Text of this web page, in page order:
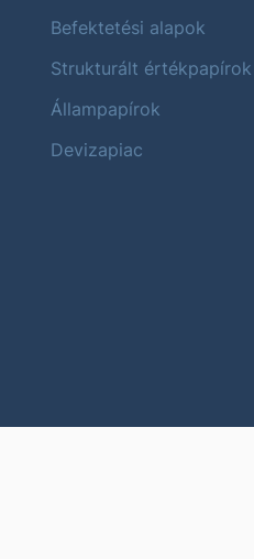
Befektetési alapok
Strukturált értékpapírok
Állampapírok
Devizapiac